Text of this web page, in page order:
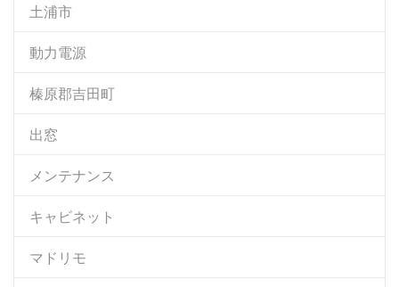
土浦市
動力電源
榛原郡吉田町
出窓
メンテナンス
キャビネット
マドリモ